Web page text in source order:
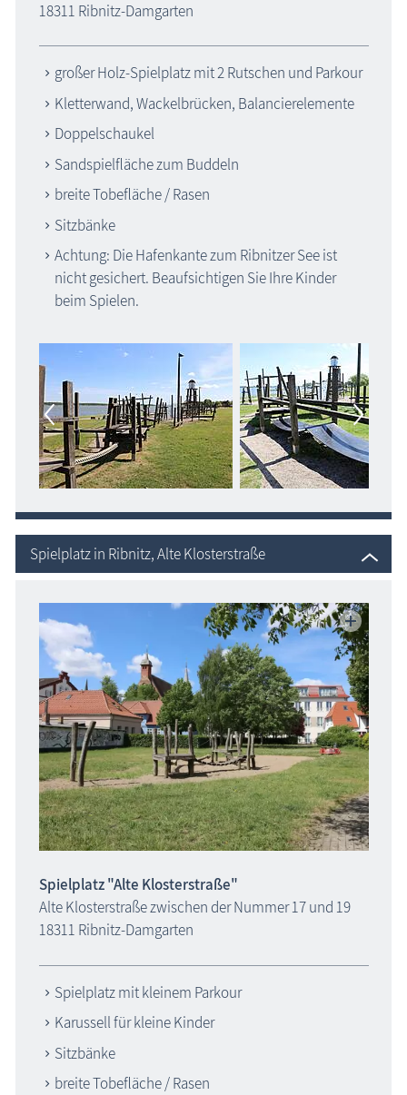
Blog
18311 Ribnitz-Damgarten
großer Holz-Spielplatz mit 2 Rutschen und Parkour
Kletterwand, Wackelbrücken, Balancierelemente
Doppelschaukel
Sandspielfläche zum Buddeln
breite Tobefläche / Rasen
Sitzbänke
Achtung: Die Hafenkante zum Ribnitzer See ist
nicht gesichert. Beaufsichtigen Sie Ihre Kinder
beim Spielen.
Spielplatz in Ribnitz, Alte Klosterstraße
Spielplatz "Alte Klosterstraße"
Alte Klosterstraße zwischen der Nummer 17 und 19
18311 Ribnitz-Damgarten
Spielplatz mit kleinem Parkour
Karussell für kleine Kinder
Sitzbänke
breite Tobefläche / Rasen